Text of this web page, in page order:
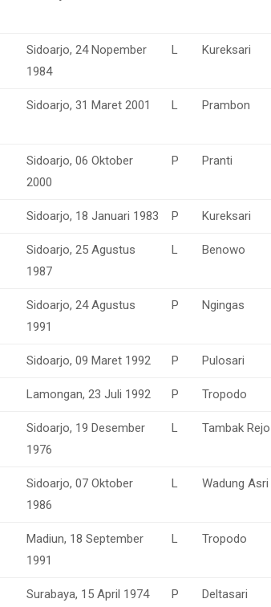
Sidoarjo, 24 Nopember
1984
L Kureksari
Sidoarjo, 31 Maret 2001 L Prambon
Sidoarjo, 06 Oktober
2000
P Pranti
Sidoarjo, 18 Januari 1983 P Kureksari
Sidoarjo, 25 Agustus
1987
L Benowo
Sidoarjo, 24 Agustus
1991
P Ngingas
Sidoarjo, 09 Maret 1992 P Pulosari
Lamongan, 23 Juli 1992 P Tropodo
Sidoarjo, 19 Desember
1976
L Tambak Rejo
Sidoarjo, 07 Oktober
1986
L Wadung Asri
Madiun, 18 September
1991
L Tropodo
Surabaya, 15 April 1974 P Deltasari